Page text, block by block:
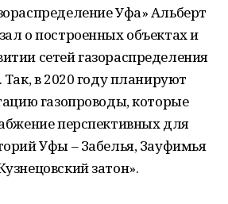
Уфа» Альберт
о построенных объектах и
сетей газораспределения
в 2020 году планируют
газопроводы, которые
перспективных для
Уфы – Забелья, Зауфимья
затон».